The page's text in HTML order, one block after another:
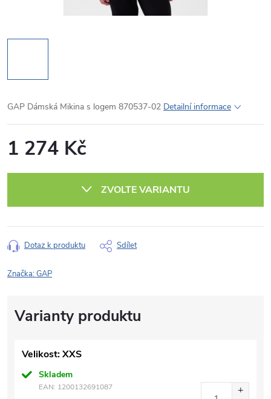
GAP Dámská Mikina s logem 870537-02 Detailní informace
1 274 Kč
ZVOLTE VARIANTU
Dotaz k produktu Sdílet
Značka:GAP
Velikost: XXS
Skladem
EAN: 1200132691087